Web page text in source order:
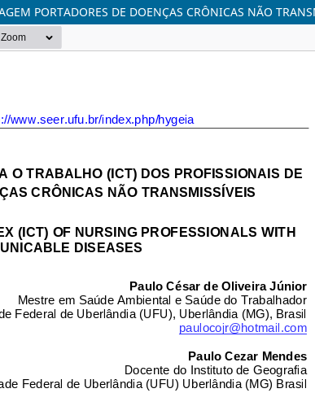
PORTADORES DE DOENÇAS CRÔNICAS NÃO